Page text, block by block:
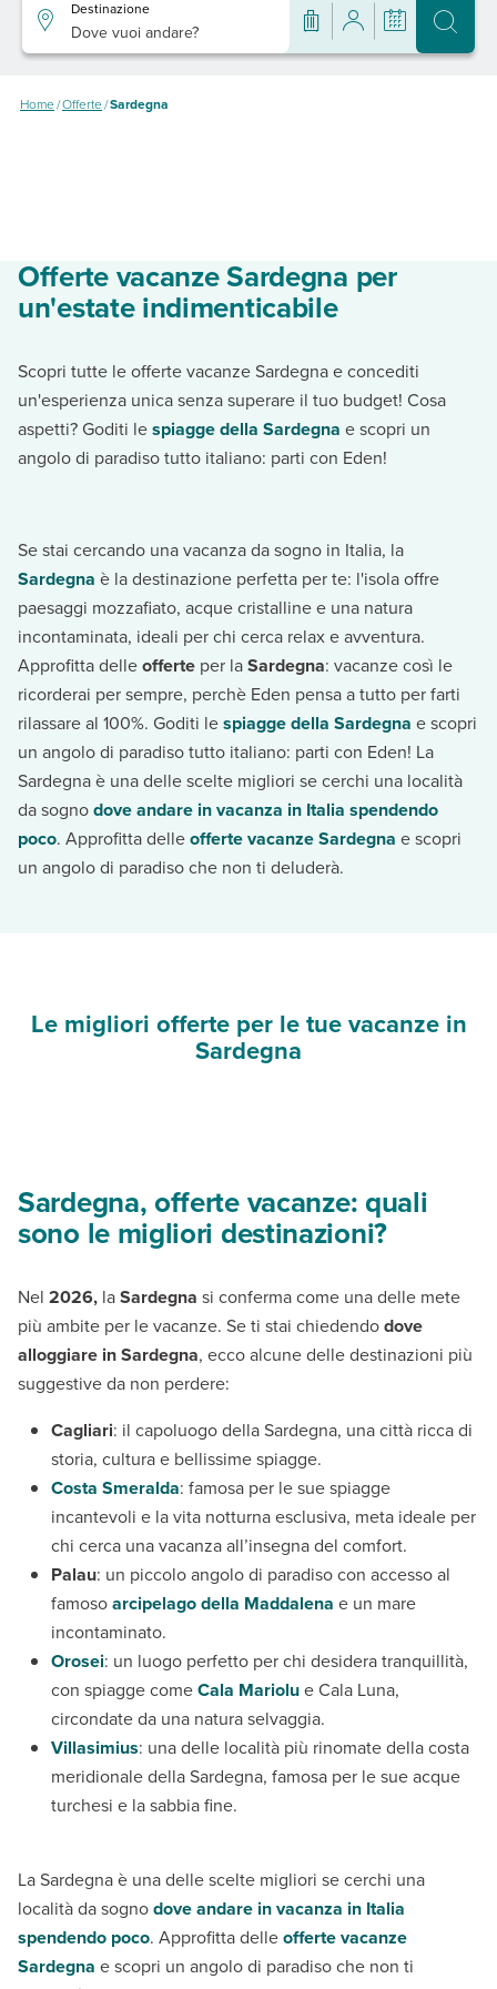
Destinazione
Dove vuoi andare?
Home/Offerte/Sardegna
Offerte vacanze Sardegna per
un'estate indimenticabile
Scopri tutte le offerte vacanze Sardegna e concediti
un'esperienza unica senza superare il tuo budget! Cosa
aspetti? Goditi lespiagge della Sardegna e scopri un
angolo di paradiso tutto italiano: parti con Eden!
Se stai cercando una vacanza da sogno in Italia, la
Sardegna è la destinazione perfetta per te: l'isola offre
paesaggi mozzafiato, acque cristalline e una natura
incontaminata, ideali per chi cerca relax e avventura.
Approfitta delleofferte per laSardegna: vacanze così le
ricorderai per sempre, perchè Eden pensa a tutto per farti
rilassare al 100%. Goditi lespiagge della Sardegna e scopri
un angolo di paradiso tutto italiano: parti con Eden! La
Sardegna è una delle scelte migliori se cerchi una località
da sognodove andare in vacanza in Italia spendendo
poco. Approfitta delleofferte vacanze Sardegna e scopri
un angolo di paradiso che non ti deluderà.
Le migliori offerte per le tue vacanze in
Sardegna
Sardegna, offerte vacanze: quali
sono le migliori destinazioni?
Nel 2026, laSardegna si conferma come una delle mete
più ambite per le vacanze. Se ti stai chiedendodove
alloggiare in Sardegna, ecco alcune delle destinazioni più
suggestive da non perdere:
Cagliari: il capoluogo della Sardegna, una città ricca di
storia, cultura e bellissime spiagge.
Costa Smeralda: famosa per le sue spiagge
incantevoli e la vita notturna esclusiva, meta ideale per
chi cerca una vacanza all’insegna del comfort.
Palau: un piccolo angolo di paradiso con accesso al
famosoarcipelago della Maddalena e un mare
incontaminato.
Orosei: un luogo perfetto per chi desidera tranquillità,
con spiagge comeCala Mariolue Cala Luna,
circondate da una natura selvaggia.
Villasimius: una delle località più rinomate della costa
meridionale della Sardegna, famosa per le sue acque
turchesi e la sabbia fine.
La Sardegna è una delle scelte migliori se cerchi una
località da sognodove andare in vacanza in Italia
spendendo poco. Approfitta delleofferte vacanze
Sardegna e scopri un angolo di paradiso che non ti